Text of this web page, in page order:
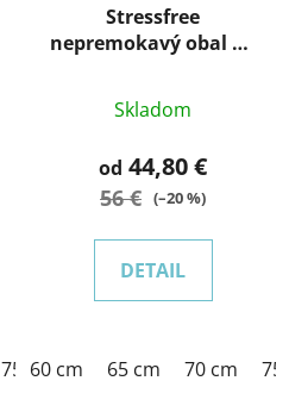
75 cm 80 cm 85 cm 90 cm
Stressfree
nepremokavý obal na
Skladom
od 44,80 €
56 € (–20 %)
DETAIL
60 cm 65 cm 70 cm 75